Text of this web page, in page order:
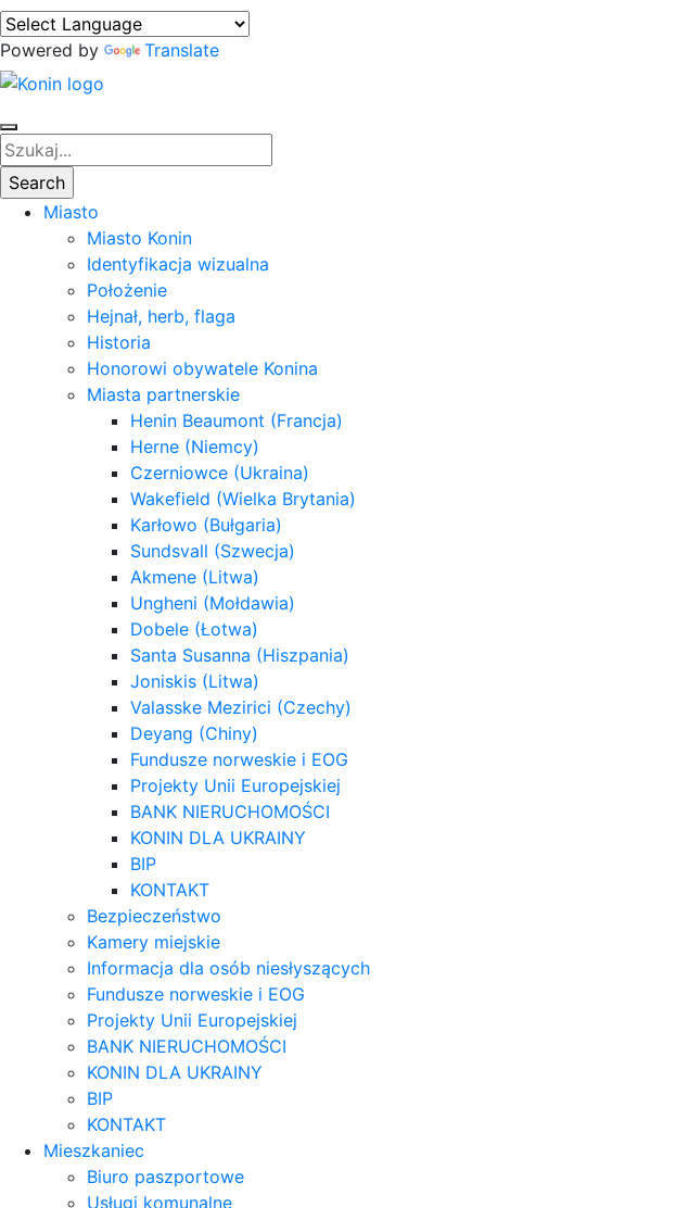
Powered by Translate
Miasto
Miasto Konin
Identyfikacja wizualna
Położenie
Hejnał, herb, flaga
Historia
Honorowi obywatele Konina
Miasta partnerskie
Henin Beaumont (Francja)
Herne (Niemcy)
Czerniowce (Ukraina)
Wakefield (Wielka Brytania)
Karłowo (Bułgaria)
Sundsvall (Szwecja)
Akmene (Litwa)
Ungheni (Mołdawia)
Dobele (Łotwa)
Santa Susanna (Hiszpania)
Joniskis (Litwa)
Valasske Mezirici (Czechy)
Deyang (Chiny)
Fundusze norweskie i EOG
Projekty Unii Europejskiej
BANK NIERUCHOMOŚCI
KONIN DLA UKRAINY
BIP
KONTAKT
Bezpieczeństwo
Kamery miejskie
Informacja dla osób niesłyszących
Fundusze norweskie i EOG
Projekty Unii Europejskiej
BANK NIERUCHOMOŚCI
KONIN DLA UKRAINY
BIP
KONTAKT
Mieszkaniec
Biuro paszportowe
Usługi komunalne